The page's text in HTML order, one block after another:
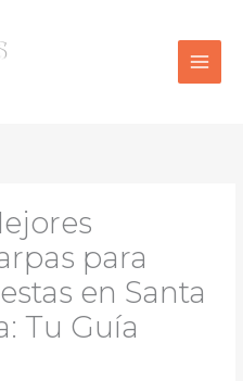
para
en Santa
Tu Guía